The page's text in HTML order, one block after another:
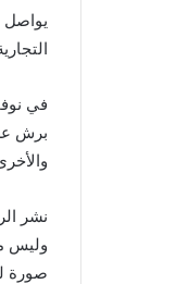
يواصل
برش
نشر
وليس
صورة